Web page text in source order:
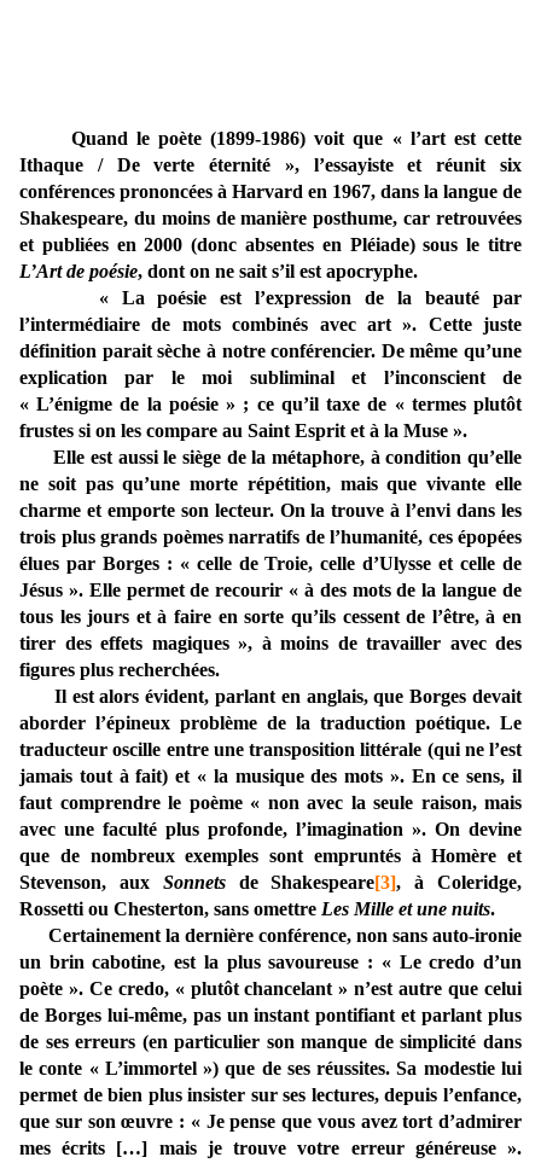
Quand le poète (1899-1986) voit que « l’art est cette
Ithaque / De verte éternité », l’essayiste et réunit six
conférences prononcées à Harvard en 1967, dans la langue de
Shakespeare, du moins de manière posthume, car retrouvées
et publiées en 2000 (donc absentes en Pléiade) sous le titre
L’Art de poésie, dont on ne sait s’il est apocryphe.
« La poésie est l’expression de la beauté par
l’intermédiaire de mots combinés avec art ». Cette juste
définition parait sèche à notre conférencier. De même qu’une
explication par le moi subliminal et l’inconscient de
« L’énigme de la poésie » ; ce qu’il taxe de « termes plutôt
frustes si on les compare au Saint Esprit et à la Muse ».
Elle est aussi le siège de la métaphore, à condition qu’elle
ne soit pas qu’une morte répétition, mais que vivante elle
charme et emporte son lecteur. On la trouve à l’envi dans les
trois plus grands poèmes narratifs de l’humanité, ces épopées
élues par Borges : « celle de Troie, celle d’Ulysse et celle de
Jésus ». Elle permet de recourir « à des mots de la langue de
tous les jours et à faire en sorte qu’ils cessent de l’être, à en
tirer des effets magiques », à moins de travailler avec des
figures plus recherchées.
Il est alors évident, parlant en anglais, que Borges devait
aborder l’épineux problème de la traduction poétique. Le
traducteur oscille entre une transposition littérale (qui ne l’est
jamais tout à fait) et « la musique des mots ». En ce sens, il
faut comprendre le poème « non avec la seule raison, mais
avec une faculté plus profonde, l’imagination ». On devine
que de nombreux exemples sont empruntés à Homère et
Stevenson, aux Sonnetsde Shakespeare[3], à Coleridge,
Rossetti ou Chesterton, sans omettre Les Mille et une nuits.
Certainement la dernière conférence, non sans auto-ironie
un brin cabotine, est la plus savoureuse : « Le credo d’un
poète ». Ce credo, « plutôt chancelant » n’est autre que celui
de Borges lui-même, pas un instant pontifiant et parlant plus
de ses erreurs (en particulier son manque de simplicité dans
le conte « L’immortel ») que de ses réussites. Sa modestie lui
permet de bien plus insister sur ses lectures, depuis l’enfance,
que sur son œuvre : « Je pense que vous avez tort d’admirer
mes écrits […] mais je trouve votre erreur généreuse ».